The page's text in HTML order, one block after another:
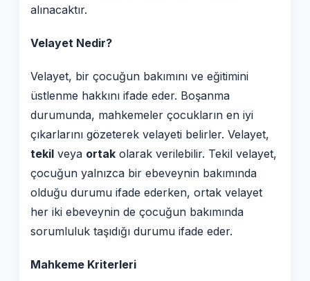
alınacaktır.
Velayet Nedir?
Velayet, bir çocuğun bakımını ve eğitimini
üstlenme hakkını ifade eder. Boşanma
durumunda, mahkemeler çocukların en iyi
çıkarlarını gözeterek velayeti belirler. Velayet,
tekil veya ortak olarak verilebilir. Tekil velayet,
çocuğun yalnızca bir ebeveynin bakımında
olduğu durumu ifade ederken, ortak velayet
her iki ebeveynin de çocuğun bakımında
sorumluluk taşıdığı durumu ifade eder.
Mahkeme Kriterleri